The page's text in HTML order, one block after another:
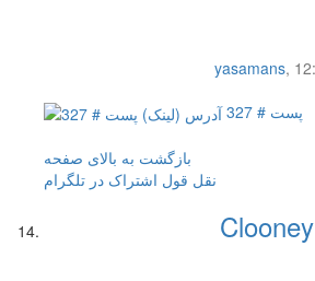
yasamans,
پست # 327
بازگشت به بالای صفحه
نقل قول اشتراک در تلگرام
Clooney